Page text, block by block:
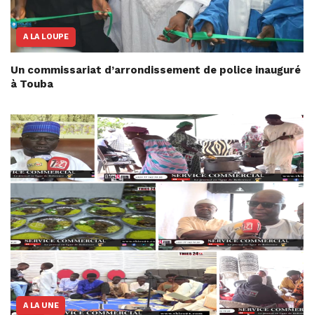
A LA LOUPE
Un commissariat d’arrondissement de police inauguré
à Touba
A LA UNE